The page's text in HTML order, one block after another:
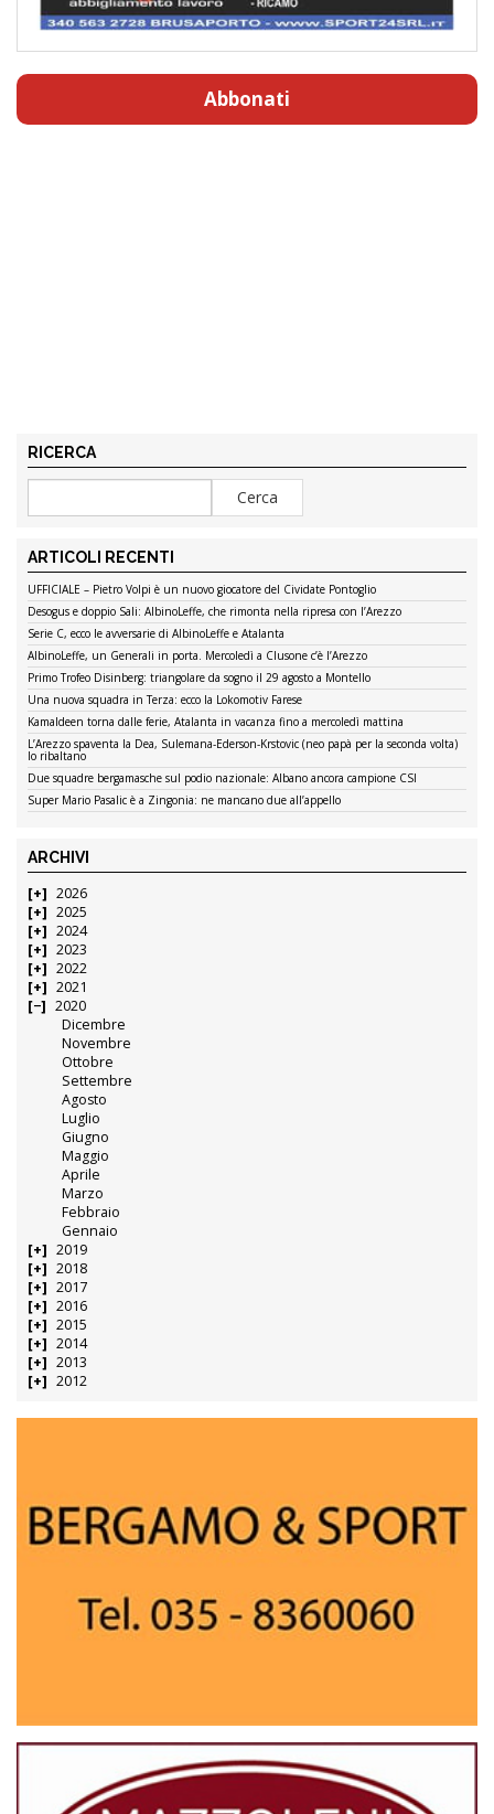
Abbonati
RICERCA
ARTICOLI RECENTI
UFFICIALE – Pietro Volpi è un nuovo giocatore del Cividate Pontoglio
Desogus e doppio Sali: AlbinoLeffe, che rimonta nella ripresa con l’Arezzo
Serie C, ecco le avversarie di AlbinoLeffe e Atalanta
AlbinoLeffe, un Generali in porta. Mercoledì a Clusone c’è l’Arezzo
Primo Trofeo Disinberg: triangolare da sogno il 29 agosto a Montello
Una nuova squadra in Terza: ecco la Lokomotiv Farese
Kamaldeen torna dalle ferie, Atalanta in vacanza fino a mercoledì mattina
L’Arezzo spaventa la Dea, Sulemana-Ederson-Krstovic (neo papà per la seconda volta)
lo ribaltano
Due squadre bergamasche sul podio nazionale: Albano ancora campione CSI
Super Mario Pasalic è a Zingonia: ne mancano due all’appello
ARCHIVI
2026
2025
2024
2023
2022
2021
2020
Dicembre
Novembre
Ottobre
Settembre
Agosto
Luglio
Giugno
Maggio
Aprile
Marzo
Febbraio
Gennaio
2019
2018
2017
2016
2015
2014
2013
2012